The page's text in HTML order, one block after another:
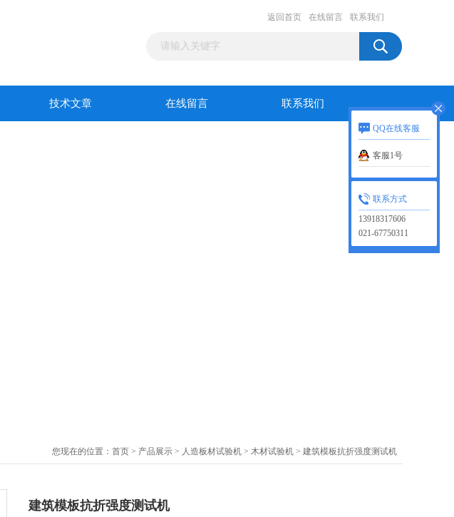
返回首页 在线留言 联系我们
技术文章 在线留言 联系我们
您现在的位置： 首页 > 产品展示 > 人造板材试验机 > 木材试验机 > 建筑模板抗折强度测试机
建筑模板抗折强度测试机
QQ在线客服
客服1号
联系方式
13918317606
021-67750311